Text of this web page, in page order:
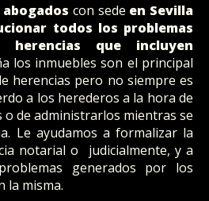
abogados con sede en Sevilla
todos los problemas
herencias que incluyen
los inmuebles son el principal
herencias pero no siempre es
a los herederos a la hora de
de administrarlos mientras se
Le ayudamos a formalizar la
notarial o judicialmente, y a
generados por los
la misma.